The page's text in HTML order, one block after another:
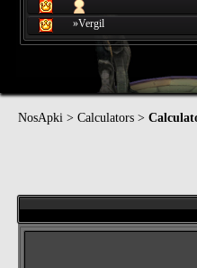
»Vergil
NosApki > Calculators >